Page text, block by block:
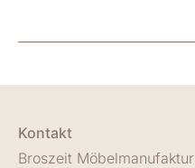
Kontakt
Broszeit Möbelmanufaktur